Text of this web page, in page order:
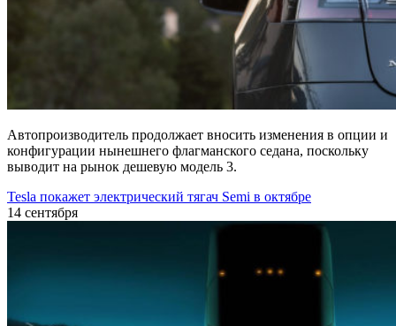
Автопроизводитель продолжает вносить изменения в опции и
конфигурации нынешнего флагманского седана, поскольку
выводит на рынок дешевую модель 3.
Tesla покажет электрический тягач Semi в октябре
14 сентября